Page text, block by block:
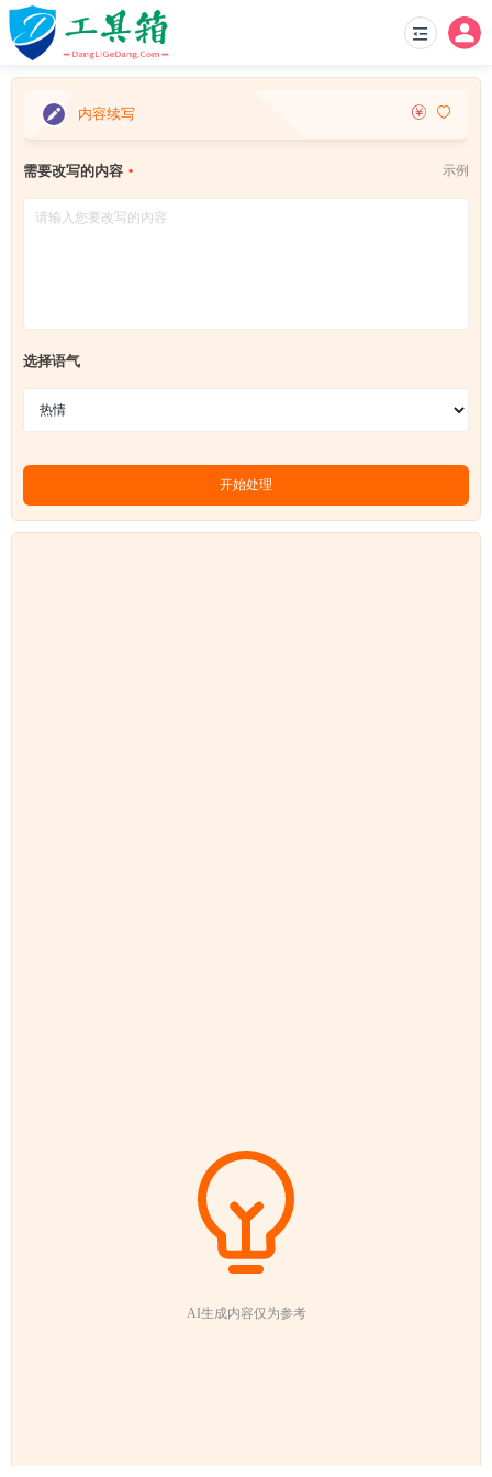
内容续写
需要改写的内容 示例
选择语气
开始处理
AI生成内容仅为参考